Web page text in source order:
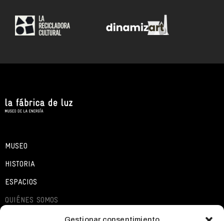
MUSEO
HISTORIA
ESPACIOS
QUIÉNES SOMOS